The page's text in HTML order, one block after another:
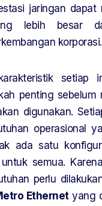
jaringan dapat
lebih besar
korporasi.
setiap
penting sebelum
digunakan.
operasional
ada satu
semua.
perlu
Ethernetyang